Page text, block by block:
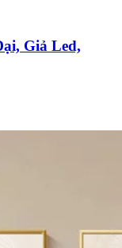
Giả Led,